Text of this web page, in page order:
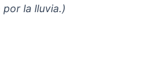
la lluvia.)